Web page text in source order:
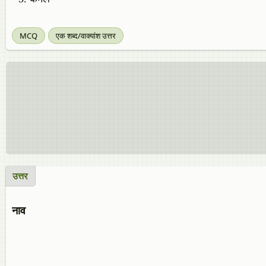
MCQ एक शब्द/वाक्यांश उत्तर
उत्तर
नाव